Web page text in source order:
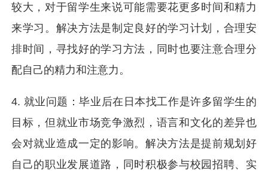
较大，对于留学生来说可能需要花更多时间和精力
来学习。解决方法是制定良好的学习计划，合理安
排时间，寻找好的学习方法，同时也要注意合理分
配自己的精力和注意力。
4. 就业问题：毕业后在日本找工作是许多留学生的
目标，但就业市场竞争激烈，语言和文化的差异也
会对就业造成一定的影响。解决方法是提前规划好
自己的职业发展道路，同时积极参与校园招聘、实